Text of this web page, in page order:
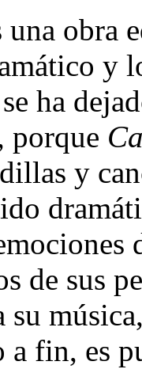
una obra
y
ha
porque
y
de sus
su
a fin, es